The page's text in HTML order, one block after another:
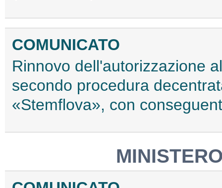
COMUNICATO
Rinnovo dell'autorizzazione
secondo procedura
«Stemflova», con